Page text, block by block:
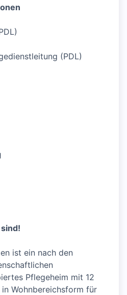
(PDL)
ist ein nach den
Pflegeheim mit 12
Wohnbereichsform für